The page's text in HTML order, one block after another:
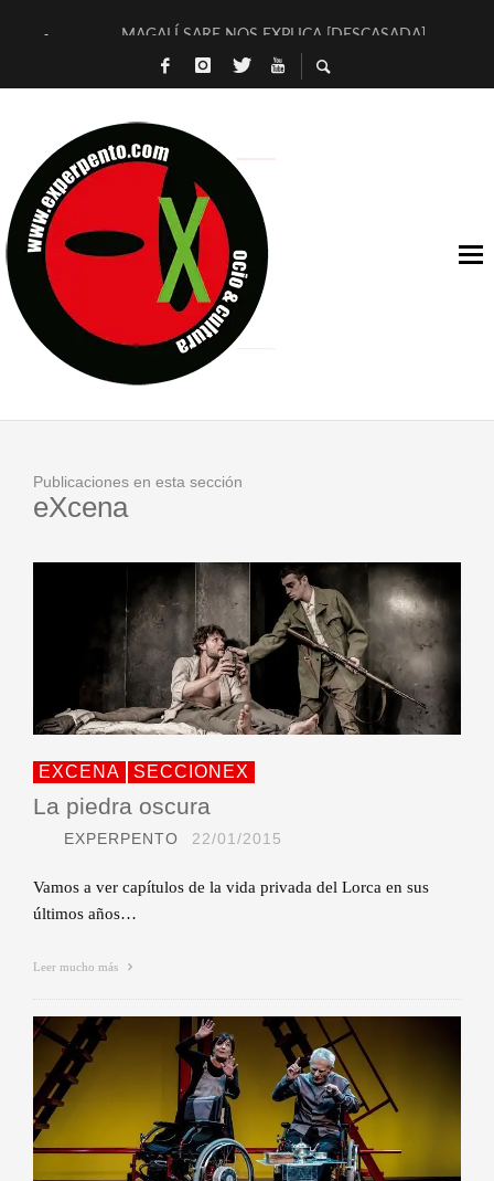
MAGALÍ SARE NOS EXPLICA [DESCASADA]
«NO TENGO PUTOS SUEÑOS»
[LA BOLA NEGRA] DE JAVIER CALVO Y JAVIER AMBROSSI
OSLO OVNIES LLEGAN CORRIENDO A ARANDA
FÉLIX CALVO NOS PRESENTA [LAS PALMERAS] (NOVELA
[EL SER QUERIDO] DE RODRIGO SOROGOYEN
ENTREVISTA A IVÁN HUMANES POR [EL LIBRO ROJO]
ARRABAL, ARRABAL, ARRABAL, ARRABEAUX
Publicaciones en esta sección
eXcena
EXCENA SECCIONEX
La piedra oscura
EXPERPENTO 22/01/2015
Vamos a ver capítulos de la vida privada del Lorca en sus
últimos años…
Leer mucho más